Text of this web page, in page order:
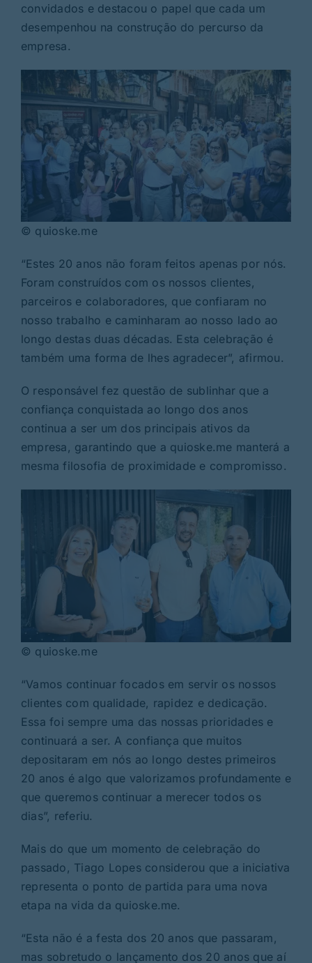
convidados e destacou o papel que cada um
desempenhou na construção do percurso da
empresa.
© quioske.me
“Estes 20 anos não foram feitos apenas por nós.
Foram construídos com os nossos clientes,
parceiros e colaboradores, que confiaram no
nosso trabalho e caminharam ao nosso lado ao
longo destas duas décadas. Esta celebração é
também uma forma de lhes agradecer”, afirmou.
O responsável fez questão de sublinhar que a
confiança conquistada ao longo dos anos
continua a ser um dos principais ativos da
empresa, garantindo que a quioske.me manterá a
mesma filosofia de proximidade e compromisso.
© quioske.me
“Vamos continuar focados em servir os nossos
clientes com qualidade, rapidez e dedicação.
Essa foi sempre uma das nossas prioridades e
continuará a ser. A confiança que muitos
depositaram em nós ao longo destes primeiros
20 anos é algo que valorizamos profundamente e
que queremos continuar a merecer todos os
dias”, referiu.
Mais do que um momento de celebração do
passado, Tiago Lopes considerou que a iniciativa
representa o ponto de partida para uma nova
etapa na vida da quioske.me.
“Esta não é a festa dos 20 anos que passaram,
mas sobretudo o lançamento dos 20 anos que aí